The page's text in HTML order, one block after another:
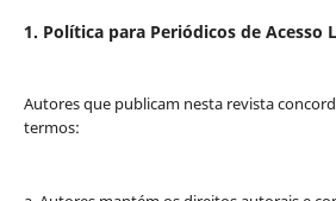
1. Política para Periódicos de Acesso
Autores que publicam nesta revista
termos: